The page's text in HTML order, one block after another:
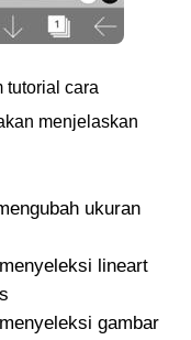
tutorial cara
menjelaskan
ukuran
lineart
gambar